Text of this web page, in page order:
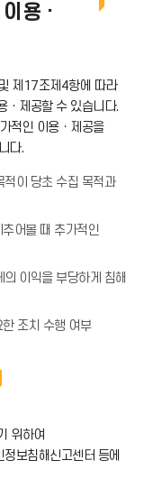
용 ·
제17조제4항에 따라
ㆍ제공할 수 있습니다.
적인 이용ㆍ제공을
다.
이 당초 수집 목적과
어볼 때 추가적인
이익을 부당하게 침해
조치 수행 여부
위하여
보침해신고센터 등에